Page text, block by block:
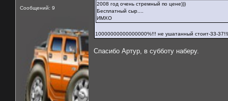
Сообщений: 9
2008 год очень стремный по цене)))
Бесплатный сыр....
ИМХО
10000000000000000%!!! не ушатанный стоит-33-
Спасибо Артур, в субботу наберу.